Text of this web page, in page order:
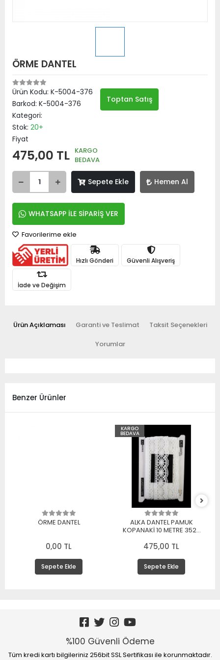
ÖRME DANTEL
Ürün Kodu: K-5004-376
Barkod: K-5004-376
Kategori:
Stok: 20+
Fiyat
475,00 TL KARGO
BEDAVA
Sepete Ekle Hemen Al
WHATSAPP İLE SİPARİŞ VER
Toptan Satış
Favorilerime ekle
Hızlı Gönderi Güvenli Alışveriş
İade ve Değişim
Ürün Açıklaması Garanti ve Teslimat Taksit Seçenekleri
Yorumlar
Benzer Ürünler
ÖRME DANTEL
0,00 TL
Sepete Ekle
KARGO
BEDAVA
ALKA DANTEL PAMUK
KOPANAKİ 10 METRE 3520
475,00 TL
Sepete Ekle
%100 Güvenli Ödeme
Tüm kredi kartı bilgileriniz 256bit SSL Sertifikası ile korunmaktadır.